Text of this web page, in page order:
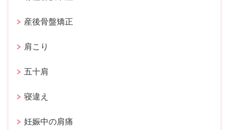
産後骨盤矯正
肩こり
五十肩
寝違え
妊娠中の肩痛